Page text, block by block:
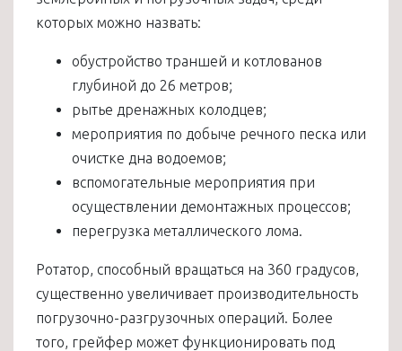
которых можно назвать:
обустройство траншей и котлованов
глубиной до 26 метров;
рытье дренажных колодцев;
мероприятия по добыче речного песка или
очистке дна водоемов;
вспомогательные мероприятия при
осуществлении демонтажных процессов;
перегрузка металлического лома.
Ротатор, способный вращаться на 360 градусов,
существенно увеличивает производительность
погрузочно-разгрузочных операций. Более
того, грейфер может функционировать под